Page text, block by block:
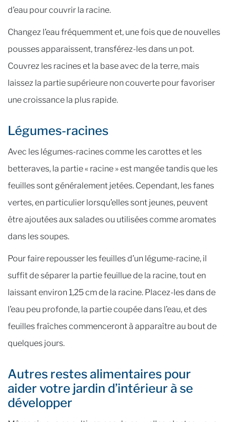
d’eau pour couvrir la racine.
Changez l’eau fréquemment et, une fois que de nouvelles
pousses apparaissent, transférez-les dans un pot.
Couvrez les racines et la base avec de la terre, mais
laissez la partie supérieure non couverte pour favoriser
une croissance la plus rapide.
Légumes-racines
Avec les légumes-racines comme les carottes et les
betteraves, la partie « racine » est mangée tandis que les
feuilles sont généralement jetées. Cependant, les fanes
vertes, en particulier lorsqu’elles sont jeunes, peuvent
être ajoutées aux salades ou utilisées comme aromates
dans les soupes.
Pour faire repousser les feuilles d’un légume-racine, il
suffit de séparer la partie feuillue de la racine, tout en
laissant environ 1,25 cm de la racine. Placez-les dans de
l’eau peu profonde, la partie coupée dans l’eau, et des
feuilles fraîches commenceront à apparaître au bout de
quelques jours.
Autres restes alimentaires pour
aider votre jardin d’intérieur à se
développer